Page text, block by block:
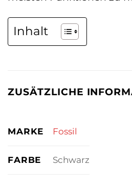
Inhalt
ZUSÄTZLICHE
MARKE Fossil
FARBE Schwarz